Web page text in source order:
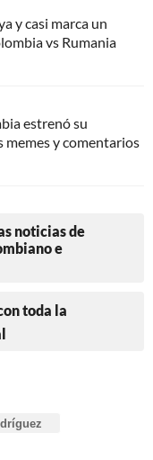
y casi marca un
vs Rumania
estrenó su
y comentarios
noticias de
e
toda la